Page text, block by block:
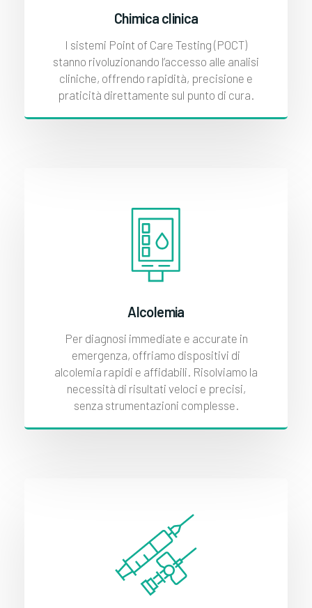
Chimica clinica
I sistemi Point of Care Testing (POCT)
stanno rivoluzionando l’accesso alle analisi
cliniche, offrendo rapidità, precisione e
praticità direttamente sul punto di cura.
Alcolemia
Per diagnosi immediate e accurate in
emergenza, offriamo dispositivi di
alcolemia rapidi e affidabili. Risolviamo la
necessità di risultati veloci e precisi,
senza strumentazioni complesse.